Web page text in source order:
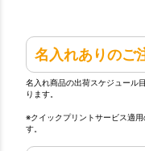
名入れありのご
名入れ商品の出荷スケジュール
ります。
※クイックプリントサービス適
す。